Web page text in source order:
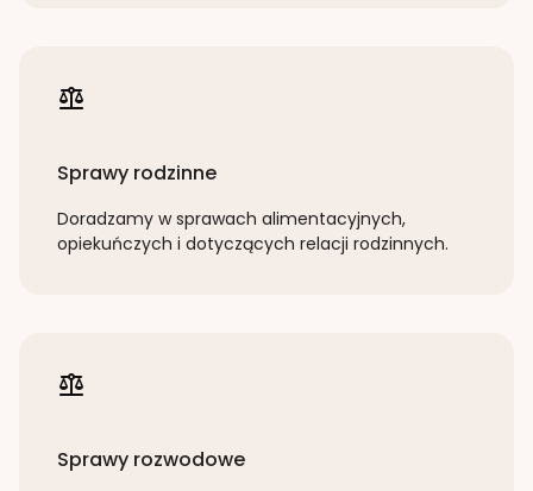
Sprawy rodzinne
Doradzamy w sprawach alimentacyjnych,
opiekuńczych i dotyczących relacji rodzinnych.
Sprawy rozwodowe